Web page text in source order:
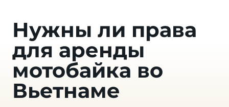
Нужны ли права
для аренды
мотобайка во
Вьетнаме